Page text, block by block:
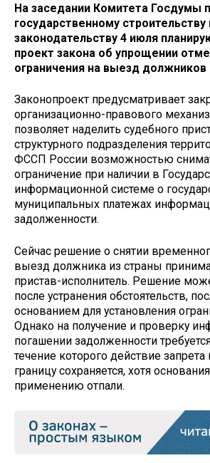
На заседании Комитета Госдумы
государственному строительству
законодательству 4 июля
проект закона об упрощении
ограничения на выезд должников
Законопроект предусматривает
организационно-правового
позволяет наделить судебного
структурного подразделения
ФССП России возможностью
ограничение при наличии в
информационной системе о
муниципальных платежах
задолженности.
Сейчас решение о снятии
выезд должника из страны
пристав-исполнитель. Решение
после устранения обстоятельств,
основанием для установления
Однако на получение и проверку
погашении задолженности
течение которого действие
границу сохраняется, хотя
применению отпали.